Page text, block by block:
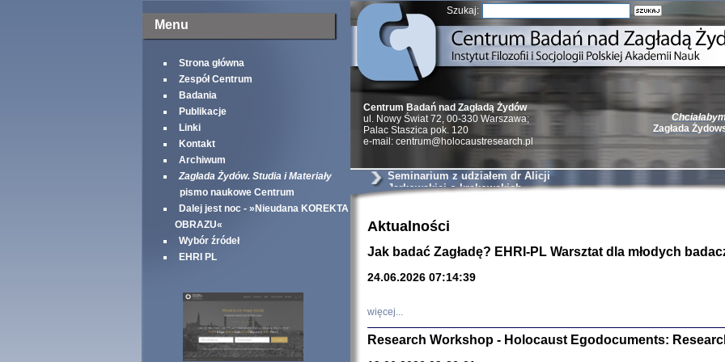
Menu
Strona główna
Zespół Centrum
Badania
Publikacje
Linki
Kontakt
Archiwum
Zagłada Żydów. Studia i Materiały
pismo naukowe Centrum
Dalej jest noc - »Nieudana KOREKTA
OBRAZU«
Wybór źródeł
EHRI PL
Szukaj:
Zagłada
Natalia Aleksiun,
Deborah Dash
Turski, Laurence
Centrum Badań nad Zagładą Żydów
ul. Nowy Świat 72, 00-330 Warszawa;
Palac Staszica pok. 120
e-mail: centrum@holocaustresearch.pl
Seminarium z udziałem dr Alicji
Jarkowskiej o krakowskich
Aktualności
Jak badać Zagładę? EHRI-PL Warsztat dla młodych
24.06.2026 07:14:39
więcej...
Research Workshop - Holocaust Egodocuments: